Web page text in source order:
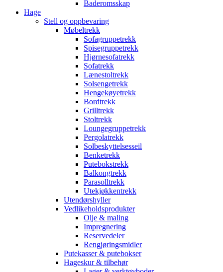
Baderomsskap
Hage
Stell og oppbevaring
Møbeltrekk
Sofagruppetrekk
Spisegruppetrekk
Hjørnesofatrekk
Sofatrekk
Lænestoltrekk
Solsengetrekk
Hengekøyetrekk
Bordtrekk
Grilltrekk
Stoltrekk
Loungegruppetrekk
Pergolatrekk
Solbeskyttelsesseil
Benketrekk
Putebokstrekk
Balkongtrekk
Parasolltrekk
Utekjøkkentrekk
Utendørshyller
Vedlikeholdsprodukter
Olje & maling
Impregnering
Reservedeler
Rengjøringsmidler
Putekasser & putebokser
Hageskur & tilbehør